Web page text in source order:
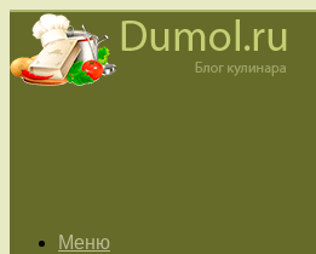
Меню